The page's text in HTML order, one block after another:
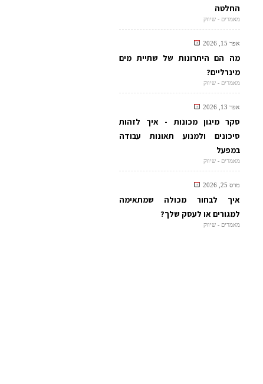
החלטה
מאמרים - שיווק
אפר 15, 2026
מה הם היתרונות של שתיית מים
מינרליים?
מאמרים - שיווק
אפר 13, 2026
סקר מיגון מכונות - איך לזהות
סיכונים ולמנוע תאונות עבודה
במפעל
מאמרים - שיווק
מרס 25, 2026
איך לבחור מכולה שמתאימה
למגורים או לעסק שלך?
מאמרים - שיווק